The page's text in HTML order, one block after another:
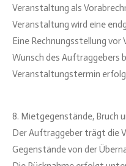
Veranstaltung als
Veranstaltung wird eine
Eine Rechnungsstellung
Wunsch des Auftraggebers
Veranstaltungstermin
8. Mietgegenstände, Bruch
Der Auftraggeber trägt die
Gegenstände von der